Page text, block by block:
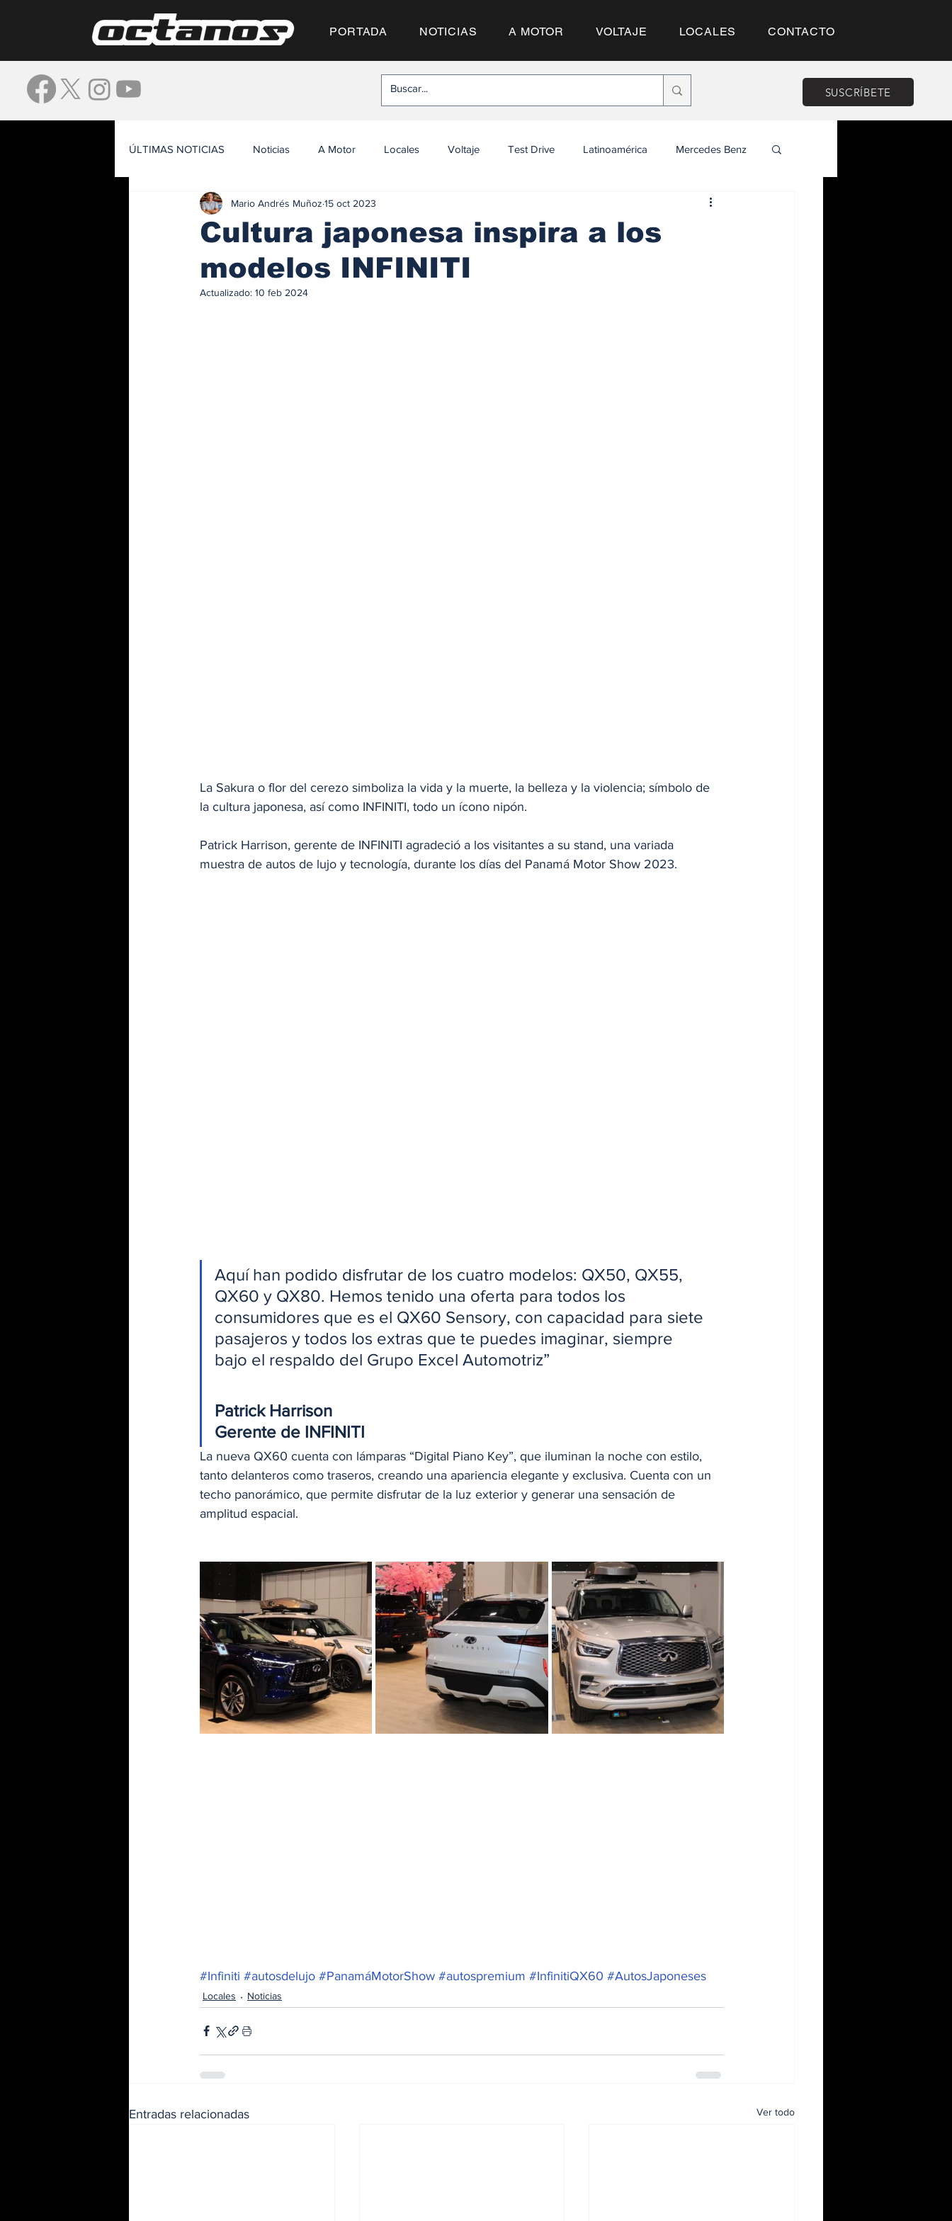
PORTADA NOTICIAS A MOTOR VOLTAJE LOCALES CONTACTO
SUSCRÍBETE
ÚLTIMAS NOTICIAS Noticias A Motor Locales Voltaje Test Drive Latinoamérica Mercedes Benz
Cultura japonesa inspira a los
modelos INFINITI
Mario Andrés Muñoz 15 oct 2023
Actualizado: 10 feb 2024
La Sakura o flor del cerezo simboliza la vida y la muerte, la belleza y la violencia; símbolo de
la cultura japonesa, así como INFINITI, todo un ícono nipón.
Patrick Harrison, gerente de INFINITI agradeció a los visitantes a su stand, una variada
muestra de autos de lujo y tecnología, durante los días del Panamá Motor Show 2023.
Aquí han podido disfrutar de los cuatro modelos: QX50, QX55,
QX60 y QX80. Hemos tenido una oferta para todos los
consumidores que es el QX60 Sensory, con capacidad para siete
pasajeros y todos los extras que te puedes imaginar, siempre
bajo el respaldo del Grupo Excel Automotriz”
Patrick Harrison
Gerente de INFINITI
La nueva QX60 cuenta con lámparas “Digital Piano Key”, que iluminan la noche con estilo,
tanto delanteros como traseros, creando una apariencia elegante y exclusiva. Cuenta con un
techo panorámico, que permite disfrutar de la luz exterior y generar una sensación de
amplitud espacial.
#Infiniti #autosdelujo #PanamáMotorShow #autospremium #InfinitiQX60 #AutosJaponeses
Locales Noticias
Entradas relacionadas Ver todo